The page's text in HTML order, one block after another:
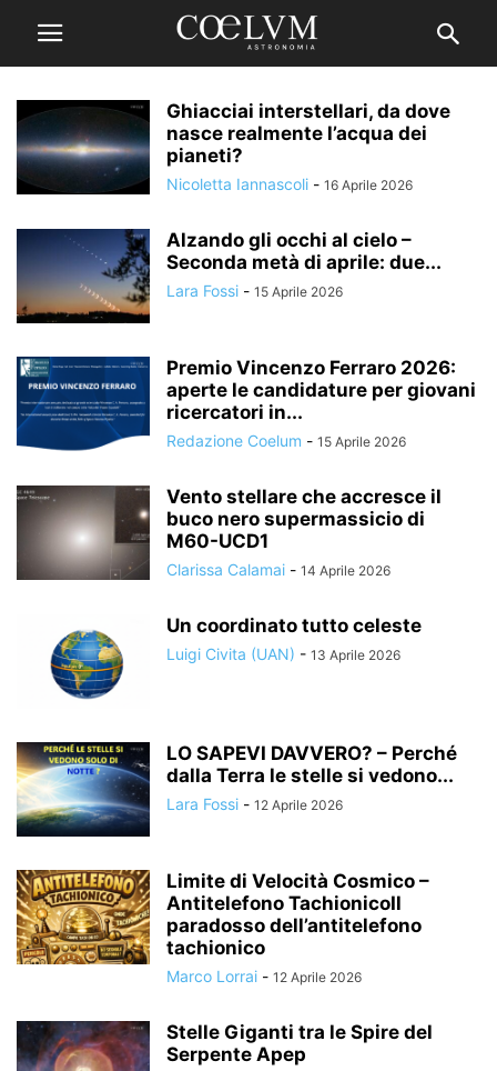
Ghiacciai interstellari, da dove
nasce realmente l’acqua dei
pianeti?
Nicoletta Iannascoli - 16 Aprile 2026
Alzando gli occhi al cielo –
Seconda metà di aprile: due...
Lara Fossi - 15 Aprile 2026
Premio Vincenzo Ferraro 2026:
aperte le candidature per giovani
ricercatori in...
Redazione Coelum - 15 Aprile 2026
Vento stellare che accresce il
buco nero supermassicio di
M60-UCD1
Clarissa Calamai - 14 Aprile 2026
Un coordinato tutto celeste
Luigi Civita (UAN) - 13 Aprile 2026
LO SAPEVI DAVVERO? – Perché
dalla Terra le stelle si vedono...
Lara Fossi - 12 Aprile 2026
Limite di Velocità Cosmico –
Antitelefono TachionicoIl
paradosso dell’antitelefono
tachionico
Marco Lorrai - 12 Aprile 2026
Stelle Giganti tra le Spire del
Serpente Apep